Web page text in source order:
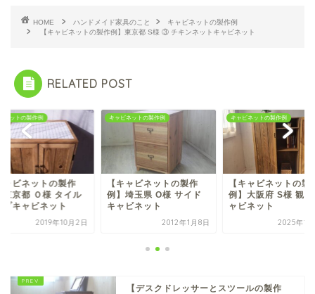
HOME ハンドメイド家具のこと
キャビネットの製作例
【キャビネットの製作例】東京都 S様 ③ チキンネットキャビネット
RELATED POST
ネットの製作例
ャビネットの製作
東京都 Ｏ様 タイル
プキャビネット
2019年10月2日
キャビネットの製作例
【キャビネットの製作
例】埼玉県 O様 サイド
キャビネット
2012年1月8日
キャビネットの製作例
【キャビネットの製
例】大阪府 S様 観音
ャビネット
2025年12
【デスクドレッサーとスツールの製作